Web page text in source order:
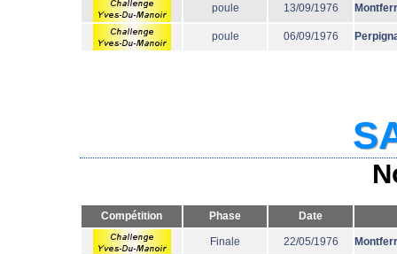
poule 13/09/1976
poule 06/09/1976
Compétition Phase Date
Finale 22/05/1976